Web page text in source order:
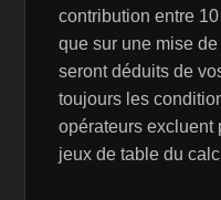
contribution entre
que sur une mise
seront déduits de
toujours les
opérateurs excluent
jeux de table du